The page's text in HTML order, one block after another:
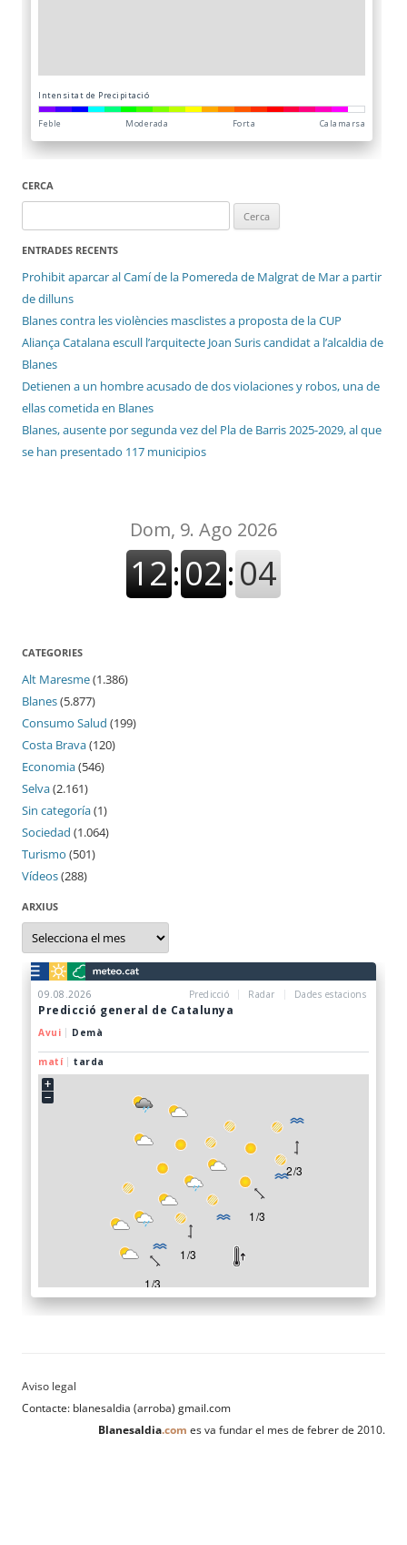
CERCA
ENTRADES RECENTS
Prohibit aparcar al Camí de la Pomereda de Malgrat de Mar a partir
de dilluns
Blanes contra les violències masclistes a proposta de la CUP
Aliança Catalana escull l’arquitecte Joan Suris candidat a l’alcaldia de
Blanes
Detienen a un hombre acusado de dos violaciones y robos, una de
ellas cometida en Blanes
Blanes, ausente por segunda vez del Pla de Barris 2025-2029, al que
se han presentado 117 municipios
CATEGORIES
Alt Maresme(1.386)
Blanes(5.877)
Consumo Salud (199)
Costa Brava(120)
Economia(546)
Selva(2.161)
Sin categoría(1)
Sociedad (1.064)
Turismo (501)
Vídeos(288)
ARXIUS
Arxius
Contacte: blanesaldia (arroba) gmail.com
Blanesaldia.com es va fundar el mes de febrer de 2010.